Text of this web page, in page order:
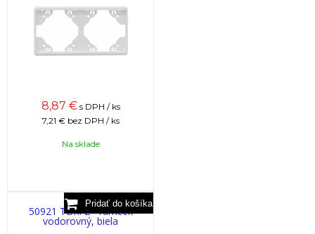
8,87 € s DPH / ks
7,21 € bez DPH / ks
Na sklade
50921 TBR: 2 - rámček
vodorovný, biela